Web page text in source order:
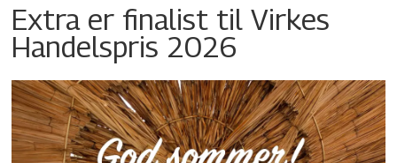
Extra er finalist til Virkes
Handelspris 2026